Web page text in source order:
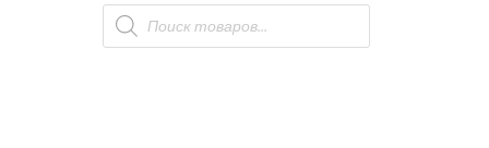
Поиск
товаров